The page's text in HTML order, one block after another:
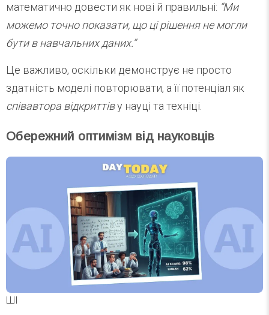
математично довести як нові й правильні: “Ми
можемо точно показати, що ці рішення не могли
бути в навчальних даних.”
Це важливо, оскільки демонструє не просто
здатність моделі повторювати, а її потенціал як
співавтора відкриттіву науці та техніці.
Обережний оптимізм від науковців
ШІ